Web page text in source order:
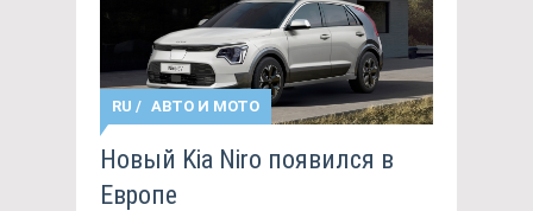
RU / АВТО И МОТО
Новый Kia Niro появился в
Европе